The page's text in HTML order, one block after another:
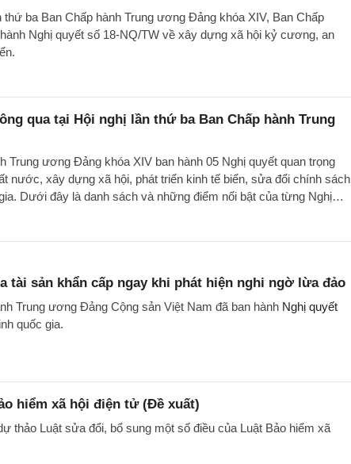
thứ ba Ban Chấp hành Trung ương Đảng khóa XIV, Ban Chấp
Nghị quyết số 18-NQ/TW về xây dựng xã hội kỷ cương, an
qua tại Hội nghị lần thứ ba Ban Chấp hành Trung
Trung ương Đảng khóa XIV ban hành 05 Nghị quyết quan trọng
nước, xây dựng xã hội, phát triển kinh tế biển, sửa đổi chính sách
Dưới đây là danh sách và những điểm nổi bật của từng Nghị
tài sản khẩn cấp ngay khi phát hiện nghi ngờ lừa đảo
Trung ương Đảng Cộng sản Việt Nam đã ban hành Nghị quyết
quốc gia.
hiểm xã hội điện tử (Đề xuất)
thảo Luật sửa đổi, bổ sung một số điều của Luật Bảo hiểm xã